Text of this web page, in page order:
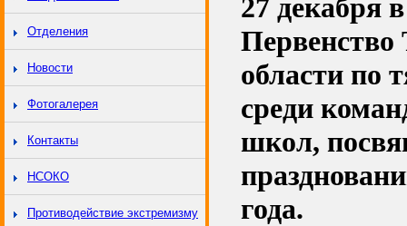
Отделения
Новости
Фотогалерея
Контакты
НСОКО
Противодействие экстремизму
27 декабря
Первенство
области по
среди
школ,
года.